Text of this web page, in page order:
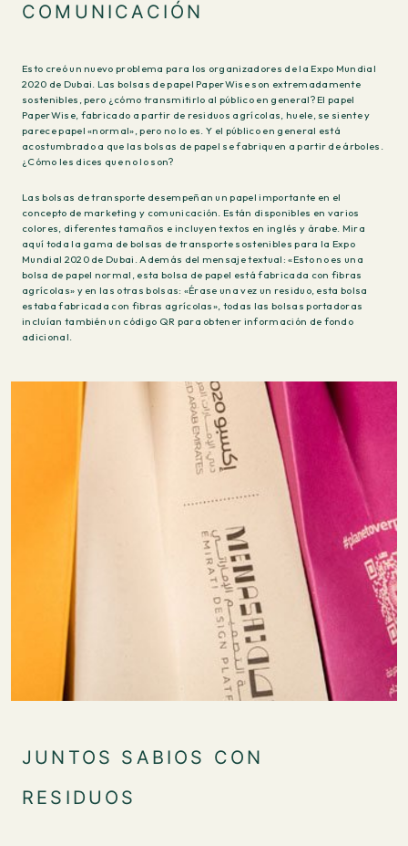
COMUNICACIÓN
Esto creó un nuevo problema para los organizadores de la Expo Mundial
2020 de Dubai. Las bolsas de papel PaperWise son extremadamente
sostenibles, pero ¿cómo transmitirlo al público en general? El papel
PaperWise, fabricado a partir de residuos agrícolas, huele, se siente y
parece papel «normal», pero no lo es. Y el público en general está
acostumbrado a que las bolsas de papel se fabriquen a partir de árboles.
¿Cómo les dices que no lo son?
Las bolsas de transporte desempeñan un papel importante en el
concepto de marketing y comunicación. Están disponibles en varios
colores, diferentes tamaños e incluyen textos en inglés y árabe. Mira
aquí toda la gama de bolsas de transporte sostenibles para la Expo
Mundial 2020 de Dubai. Además del mensaje textual: «Esto no es una
bolsa de papel normal, esta bolsa de papel está fabricada con fibras
agrícolas» y en las otras bolsas: «Érase una vez un residuo, esta bolsa
estaba fabricada con fibras agrícolas», todas las bolsas portadoras
incluían también un código QR para obtener información de fondo
adicional.
JUNTOS SABIOS CON
RESIDUOS